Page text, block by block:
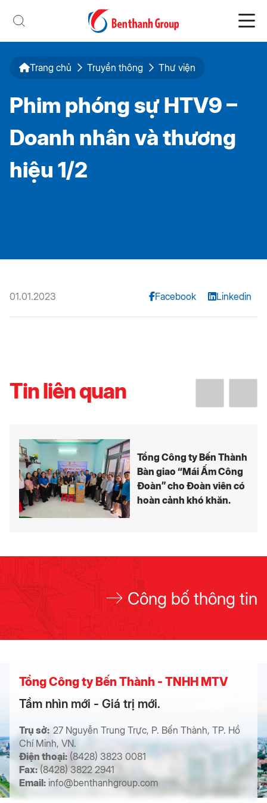
Trang chủ Truyền thông Thư viện
Phim phóng sự HTV9 –
Doanh nhân và thương
hiệu 1/2
01.01.2023 Facebook Linkedin
Tin liên quan
Tổng Công ty Bến Thành
Bàn giao “Mái Ấm Công
Đoàn” cho Đoàn viên có
hoàn cảnh khó khăn.
Công bố thông tin
Tổng Công ty Bến Thành - TNHH MTV
Tầm nhìn mới - Giá trị mới.
Trụ sở: 27 Nguyễn Trung Trực, P. Bến Thành, TP. Hồ
Chí Minh, VN.
Điện thoại: (8428) 3823 0081
Fax:(8428) 3822 2941
Email: info@benthanhgroup.com